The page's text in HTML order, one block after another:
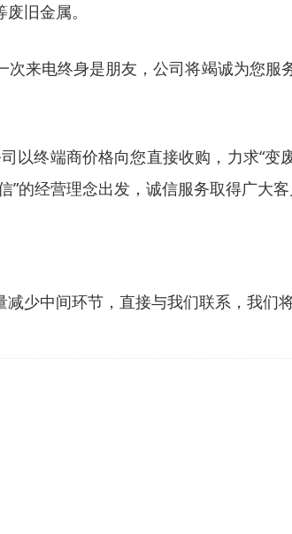
旧金属。
来电终身是朋友，公司将竭诚为您
终端商价格向您直接收购，力求“变
的经营理念出发，诚信服务取得广大客
少中间环节，直接与我们联系，我们